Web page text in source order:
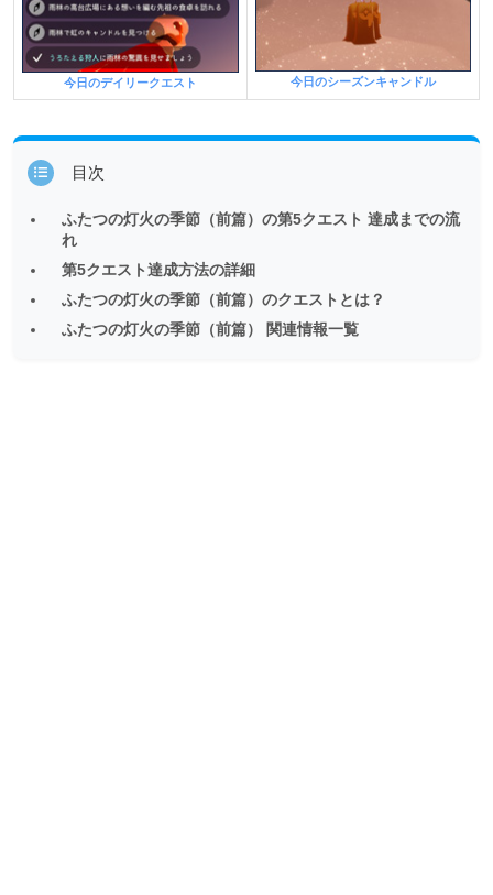
今日のデイリークエスト 今日のシーズンキャンドル
目次
ふたつの灯火の季節（前篇）の第5クエスト 達成までの流
れ
第5クエスト達成方法の詳細
ふたつの灯火の季節（前篇）のクエストとは？
ふたつの灯火の季節（前篇） 関連情報一覧